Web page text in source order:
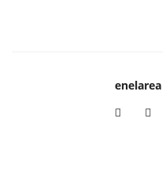
enelarea